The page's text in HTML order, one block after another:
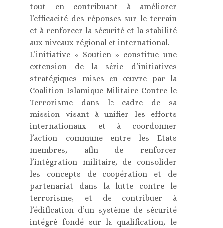
tout en contribuant à améliorer
l’efficacité des réponses sur le terrain
et à renforcer la sécurité et la stabilité
aux niveaux régional et international.
L’initiative « Soutien » constitue une
extension de la série d’initiatives
stratégiques mises en œuvre par la
Coalition Islamique Militaire Contre le
Terrorisme dans le cadre de sa
mission visant à unifier les efforts
internationaux et à coordonner
l’action commune entre les Etats
membres, afin de renforcer
l’intégration militaire, de consolider
les concepts de coopération et de
partenariat dans la lutte contre le
terrorisme, et de contribuer à
l’édification d’un système de sécurité
intégré fondé sur la qualification, le